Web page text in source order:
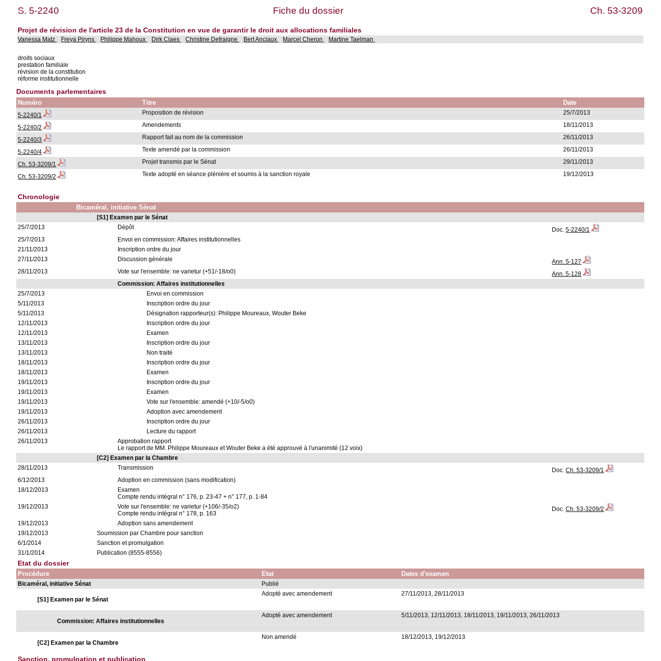
S. 5-2240 Fiche du dossier Ch. 53-3209
Projet de révision de l'article 23 de la Constitution en vue de garantir le droit aux allocations familiales
Vanessa Matz Freya Piryns Philippe Mahoux Dirk Claes Christine Defraigne Bert Anciaux Marcel Cheron Martine Taelman
droits sociaux
prestation familiale
révision de la constitution
réforme institutionnelle
Documents parlementaires
Numéro Titre Date
5-2240/1 Proposition de révision 25/7/2013
5-2240/2 Amendements 18/11/2013
5-2240/3 Rapport fait au nom de la commission 26/11/2013
5-2240/4 Texte amendé par la commission 26/11/2013
Ch. 53-3209/1 Projet transmis par le Sénat 29/11/2013
Ch. 53-3209/2 Texte adopté en séance plénière et soumis à la sanction royale 19/12/2013
Chronologie
Bicaméral, initiative Sénat
[S1] Examen par le Sénat
25/7/2013
Dépôt Doc.5-2240/1
25/7/2013
Envoi en commission: Affaires institutionnelles
21/11/2013
Inscription ordre du jour
27/11/2013
Discussion générale
Ann. 5-127
28/11/2013
Vote sur l'ensemble: ne varietur (+51/-18/o0)
Ann. 5-128
Commission: Affaires institutionnelles
25/7/2013
Envoi en commission
5/11/2013
Inscription ordre du jour
5/11/2013
Désignation rapporteur(s): Philippe Moureaux, Wouter Beke
12/11/2013
Inscription ordre du jour
12/11/2013
Examen
13/11/2013
Inscription ordre du jour
13/11/2013
Non traité
18/11/2013
Inscription ordre du jour
18/11/2013
Examen
19/11/2013
Inscription ordre du jour
19/11/2013
Examen
19/11/2013
Vote sur l'ensemble: amendé (+10/-5/o0)
19/11/2013
Adoption avec amendement
26/11/2013
Inscription ordre du jour
26/11/2013
Lecture du rapport
26/11/2013
Approbation rapport
Le rapport de MM. Philippe Moureaux et Wouter Beke a été approuvé à l'unanimité (12 voix)
[C2] Examen par la Chambre
28/11/2013
Transmission Doc.Ch. 53-3209/1
6/12/2013
Adoption en commission (sans modification)
18/12/2013
Examen
Compte rendu intégral n° 176, p. 23-47 + n° 177, p. 1-84
19/12/2013
Vote sur l'ensemble: ne varietur (+106/-35/o2)
Compte rendu intégral n° 178, p. 163
Doc.Ch. 53-3209/2
19/12/2013
Adoption sans amendement
19/12/2013
Soumission par Chambre pour sanction
6/1/2014
Sanction et promulgation
31/1/2014
Publication (8555-8556)
Etat du dossier
Procédure Etat Dates d'examen
Bicaméral, initiative Sénat Publié
[S1] Examen par le Sénat
Adopté avec amendement 27/11/2013, 28/11/2013
Commission: Affaires institutionnelles
Adopté avec amendement 5/11/2013, 12/11/2013, 18/11/2013, 19/11/2013, 26/11/2013
[C2] Examen par la Chambre
Non amendé 18/12/2013, 19/12/2013
Sanction, promulgation et publication